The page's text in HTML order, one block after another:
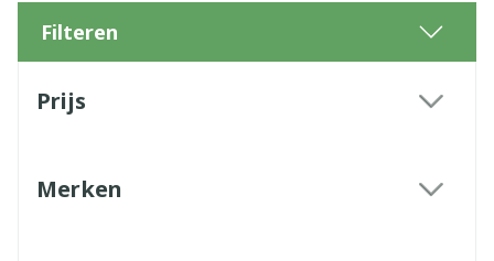
Filteren
Prijs
Merken